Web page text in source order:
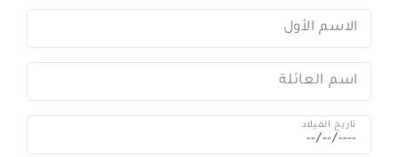
الاسم الأول
اسم العائلة
تاريخ الميلاد